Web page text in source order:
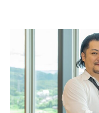
ー
、
調
査